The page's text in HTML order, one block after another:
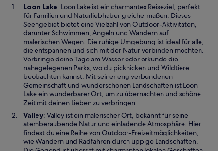
e
ö
f
f
n
e
t
Loon LakeW
i
r
d
i
n
e
i
n
e
m
n
u
e
n
F
: Loon Lake ist ein charmantes Reiseziel, perfekt
für Familien und Naturliebhaber gleichermaßen. Dieses
Seengebiet bietet eine Vielzahl von Outdoor-Aktivitäten,
darunter Schwimmen, Angeln und Wandern auf
malerischen Wegen. Die ruhige Umgebung ist ideal für alle,
die entspannen und sich mit der Natur verbinden möchten.
Verbringe deine Tage am Wasser oder erkunde die
nahegelegenen Parks, wo du picknicken und Wildtiere
beobachten kannst. Mit seiner eng verbundenen
Gemeinschaft und wunderschönen Landschaften ist Loon
Lake ein wunderbarer Ort, um zu übernachten und schöne
Zeit mit deinen Lieben zu verbringen.
ValleyW
i
r
d
: Valley ist ein malerischer Ort, bekannt für seine
atemberaubende Natur und einladende Atmosphäre. Hier
findest du eine Reihe von Outdoor-Freizeitmöglichkeiten,
wie Wandern und Radfahren durch üppige Landschaften.